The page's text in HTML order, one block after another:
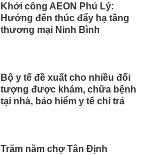
Khởi công AEON Phủ Lý:
Hướng đến thúc đẩy hạ tầng
thương mại Ninh Bình
Bộ y tế đề xuất cho nhiều đối
tượng được khám, chữa bệnh
tại nhà, bảo hiểm y tế chi trả
Trăm năm chợ Tân Định